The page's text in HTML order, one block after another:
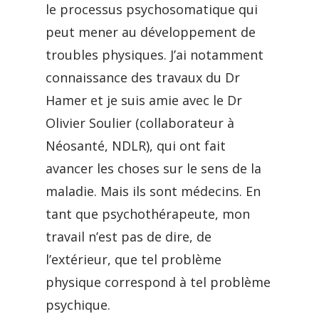
le processus psychosomatique qui
peut mener au développement de
troubles physiques. J’ai notamment
connaissance des travaux du Dr
Hamer et je suis amie avec le Dr
Olivier Soulier (collaborateur à
Néosanté, NDLR), qui ont fait
avancer les choses sur le sens de la
maladie. Mais ils sont médecins. En
tant que psychothérapeute, mon
travail n’est pas de dire, de
l’extérieur, que tel problème
physique correspond à tel problème
psychique.